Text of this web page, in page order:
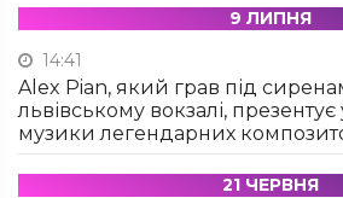
9 ЛИПНЯ
14:41
Alex Pian, який грав під
львівському вокзалі, презентує
музики легендарних
21 ЧЕРВНЯ